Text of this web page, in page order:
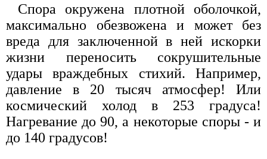
Спора окружена плотной оболочкой,
максимально обезвожена и может без
вреда для заключенной в ней искорки
жизни переносить сокрушительные
удары враждебных стихий. Например,
давление в 20 тысяч атмосфер! Или
космический холод в 253 градуса!
Нагревание до 90, а некоторые споры - и
до 140 градусов!